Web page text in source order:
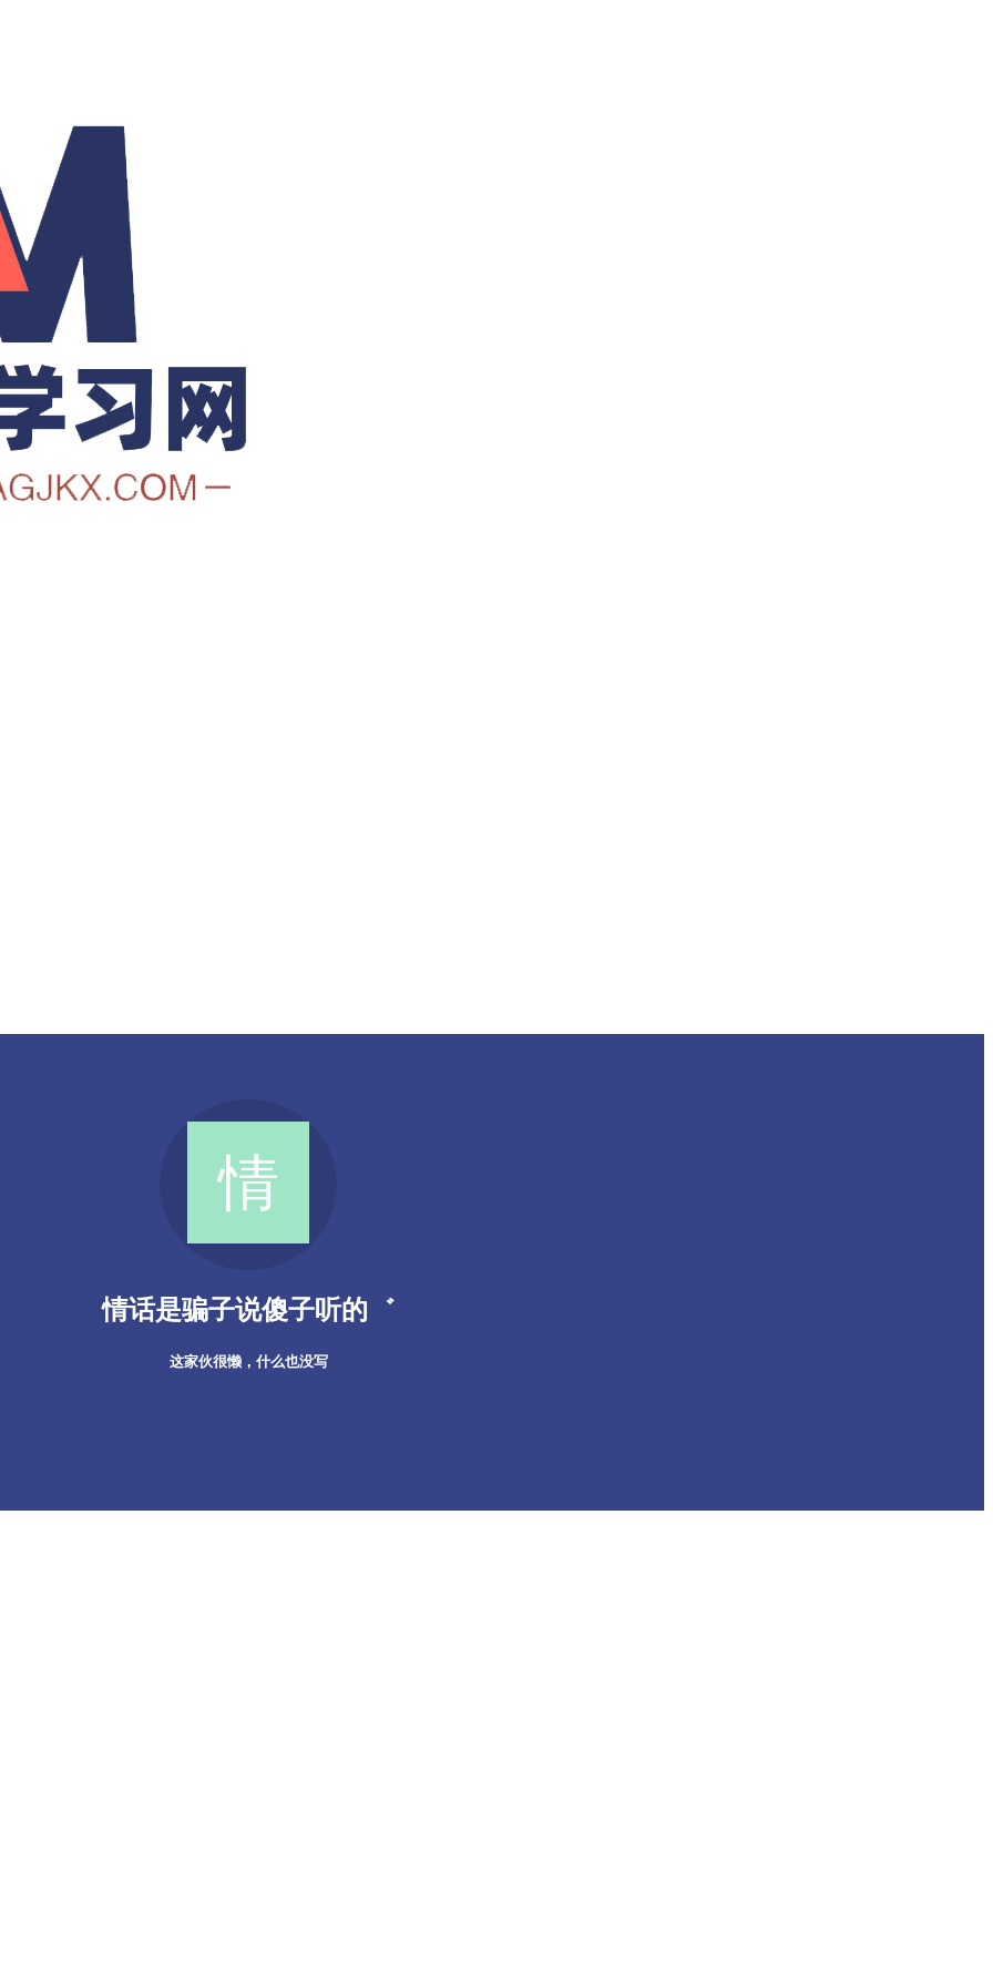
情话是骗子说傻子听的゛
这家伙很懒，什么也没写